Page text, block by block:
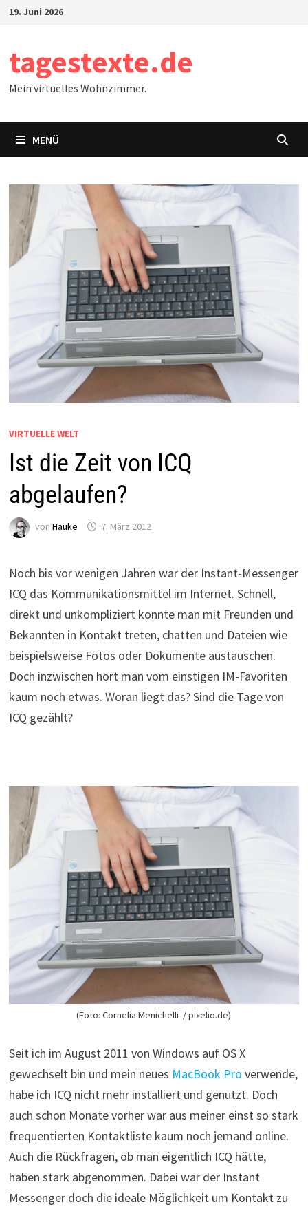
Zum19. Juni 2026
tagestexte.de
Mein virtuelles Wohnzimmer.
MENÜ
VIRTUELLE WELT
Ist die Zeit von ICQ
abgelaufen?
von Hauke 7. März 2012
Noch bis vor wenigen Jahren war der Instant-Messenger
ICQ das Kommunikationsmittel im Internet. Schnell,
direkt und unkompliziert konnte man mit Freunden und
Bekannten in Kontakt treten, chatten und Dateien wie
beispielsweise Fotos oder Dokumente austauschen.
Doch inzwischen hört man vom einstigen IM-Favoriten
kaum noch etwas. Woran liegt das? Sind die Tage von
ICQ gezählt?
(Foto: Cornelia Menichelli / pixelio.de)
Seit ich im August 2011 von Windows auf OS X
gewechselt bin und mein neues MacBook Pro verwende,
habe ich ICQ nicht mehr installiert und genutzt. Doch
auch schon Monate vorher war aus meiner einst so stark
frequentierten Kontaktliste kaum noch jemand online.
Auch die Rückfragen, ob man eigentlich ICQ hätte,
haben stark abgenommen. Dabei war der Instant
Messenger doch die ideale Möglichkeit um Kontakt zu